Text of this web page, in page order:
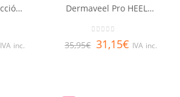
Coenzima Q10 Acción Intensiva LQ 30 cápsulas
IVA inc.
Dermaveel Pro HEEL 30 cápsulas
35,95€ 31,15€ IVA inc.